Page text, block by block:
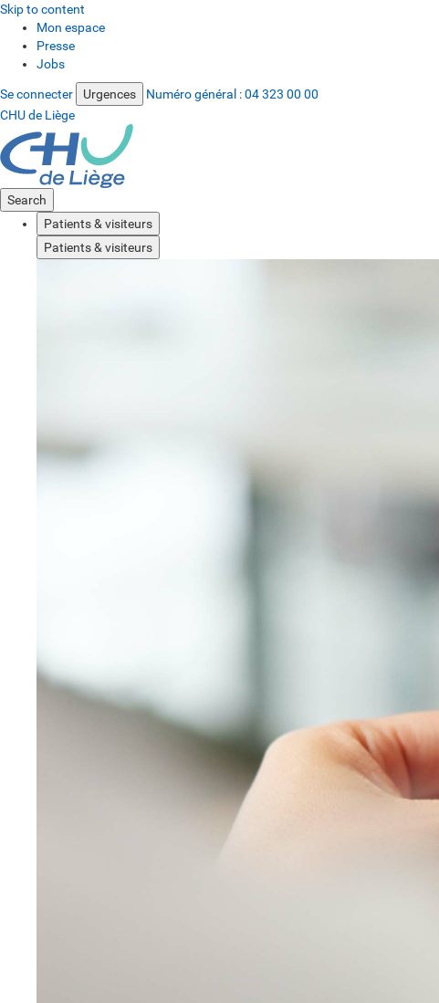
Skip to content
Mon espace
Presse
Jobs
Se connecter Urgences Numéro général :04 323 00 00
CHU de Liège
Search
Patients & visiteurs
Patients & visiteurs